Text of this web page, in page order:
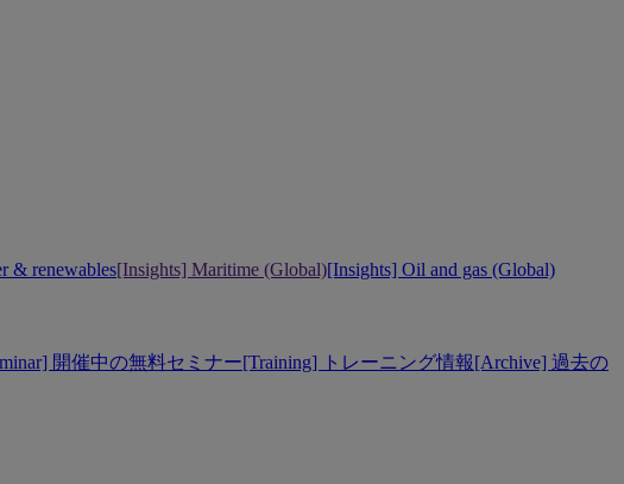
& renewables[Insights] Maritime (Global)[Insights] Oil and gas (Global)
開催中の無料セミナー[Training] トレーニング情報[Archive] 過去の